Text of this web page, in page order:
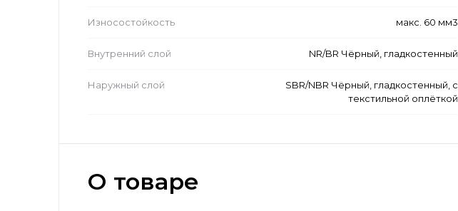
Износостойкость макс. 60 мм3
Внутренний слой NR/BR Чёрный, гладкостенный
Наружный слой
SBR/NBR Чёрный, гладкостенный, с
текстильной оплёткой
О товаре